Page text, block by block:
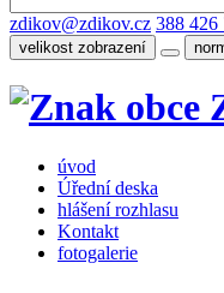
zdikov@zdikov.cz 388 426
velikost zobrazení
úvod
Úřední deska
hlášení rozhlasu
Kontakt
fotogalerie